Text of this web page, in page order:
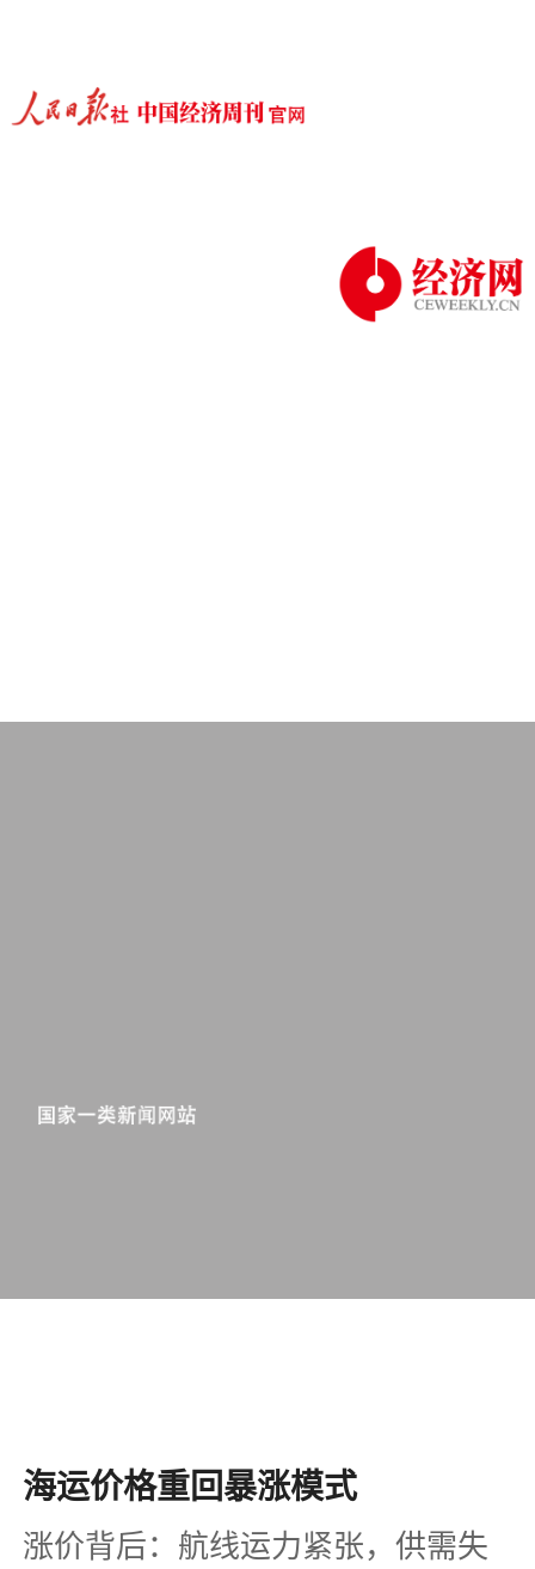
海运价格重回暴涨模式
涨价背后：航线运力紧张，供需失